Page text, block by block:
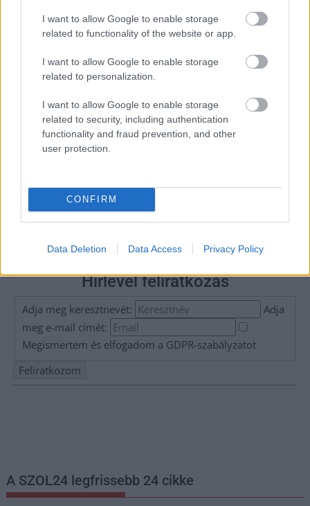
I want to allow Google to enable storage
related to functionality of the website or app.
I want to allow Google to enable storage
related to personalization.
I want to allow Google to enable storage
related to security, including authentication
functionality and fraud prevention, and other
user protection.
CONFIRM
Data Deletion Data Access Privacy Policy
Hírlevél feliratkozás
Adja meg keresztnevét:
Adja
meg e-mail címét:
Megismertem és elfogadom a GDPR-szabályzatot
A SZOL24 legfrissebb 24 cikke